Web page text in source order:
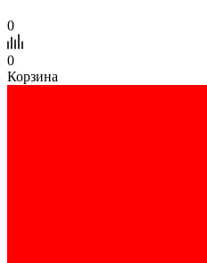
0
0
Корзина